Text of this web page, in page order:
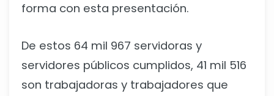
forma con esta presentación.
De estos 64 mil 967 servidoras y
servidores públicos cumplidos, 41 mil 516
son trabajadoras y trabajadores que